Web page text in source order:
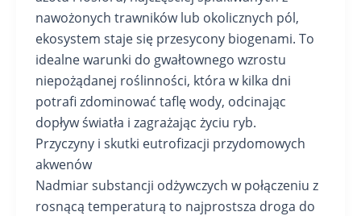
nawożonych trawników lub okolicznych pól,
ekosystem staje się przesycony biogenami. To
idealne warunki do gwałtownego wzrostu
niepożądanej roślinności, która w kilka dni
potrafi zdominować taflę wody, odcinając
dopływ światła i zagrażając życiu ryb.
Przyczyny i skutki eutrofizacji przydomowych
akwenów
Nadmiar substancji odżywczych w połączeniu z
rosnącą temperaturą to najprostsza droga do